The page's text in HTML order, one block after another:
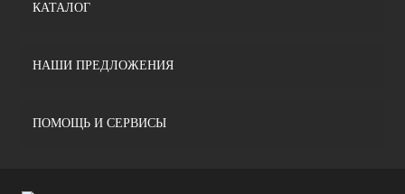
КАТАЛОГ
НАШИ ПРЕДЛОЖЕНИЯ
ПОМОЩЬ И СЕРВИСЫ